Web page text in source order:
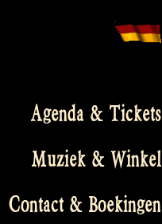
Agenda & Tickets
Muziek & Winkel
Contact & Boekingen